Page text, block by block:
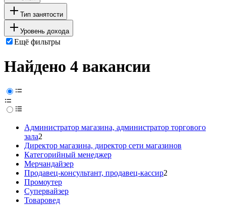
Тип занятости
Уровень дохода
Ещё фильтры
Найдено 4 вакансии
Администратор магазина, администратор торгового
зала2
Директор магазина, директор сети магазинов
Категорийный менеджер
Мерчандайзер
Продавец-консультант, продавец-кассир2
Промоутер
Супервайзер
Товаровед